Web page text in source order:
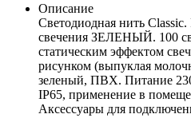
Описание
Светодиодная нить
свечения ЗЕЛЕНЫЙ. 100
статическим эффектом
рисунком (выпуклая
зеленый, ПВХ. Питание
IP65, применение в
Аксессуары для